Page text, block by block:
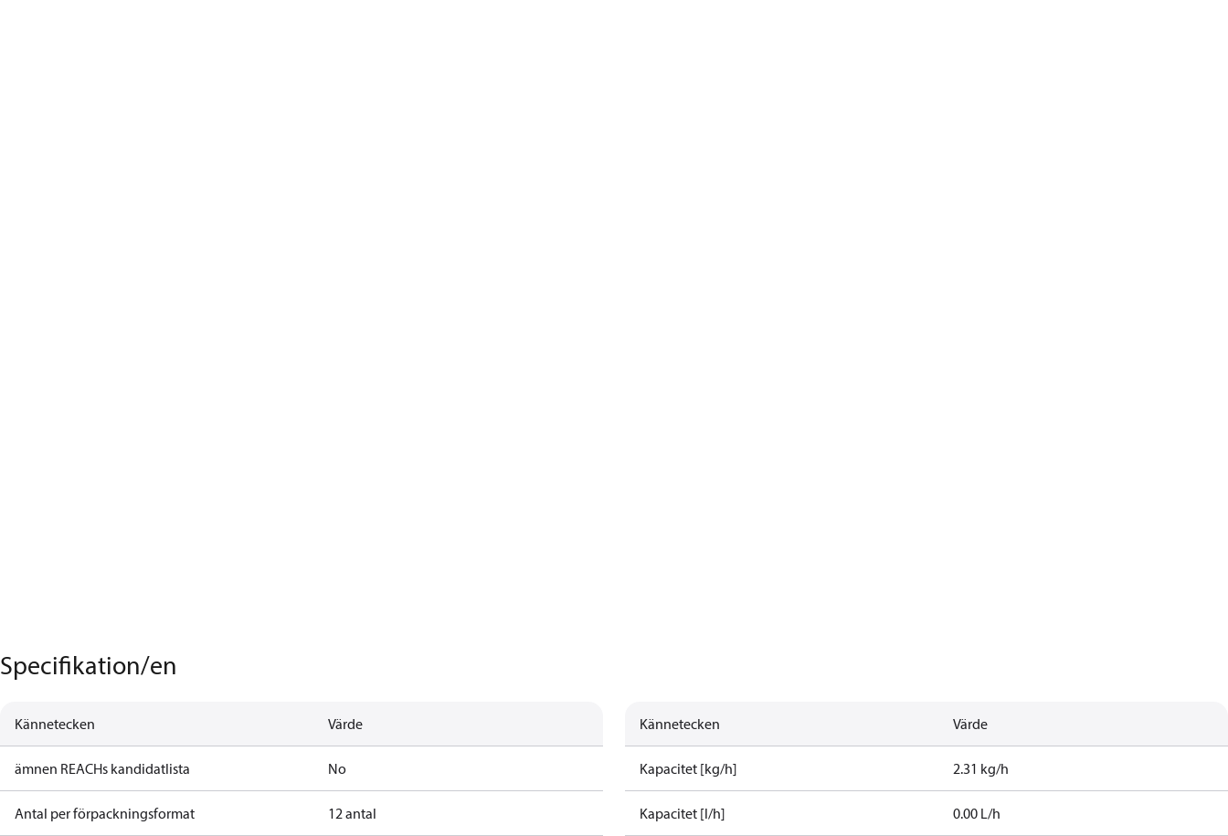
Specifikation/en
Kännetecken Värde
ämnen REACHs kandidatlista No
Antal per förpackningsformat 12 antal
Kännetecken Värde
Kapacitet [kg/h] 2.31 kg/h
Kapacitet [l/h] 0.00 L/h